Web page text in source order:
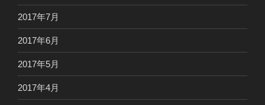
2017年7月
2017年6月
2017年5月
2017年4月